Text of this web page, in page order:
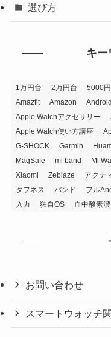
選び方
キー
1万円台 2万円台 5000
Amazfit
Amazon Android
Apple Watchアクセサリー
Apple Watch使い方講座
G-SHOCK
Garmin
MagSafe
mi band Mi
Xiaomi
Zeblaze アクテ
タフネス
バンド フル
入力
独自OS 血中酸素
お問い合わせ
スマートウォッチ